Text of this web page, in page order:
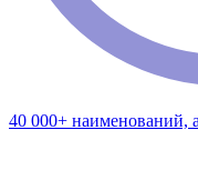
40 000+ наименований,